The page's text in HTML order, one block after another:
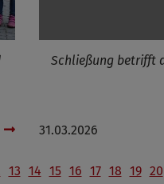
Schließung betrifft
31.03.2026
13 14 15 16 17 18 19 20